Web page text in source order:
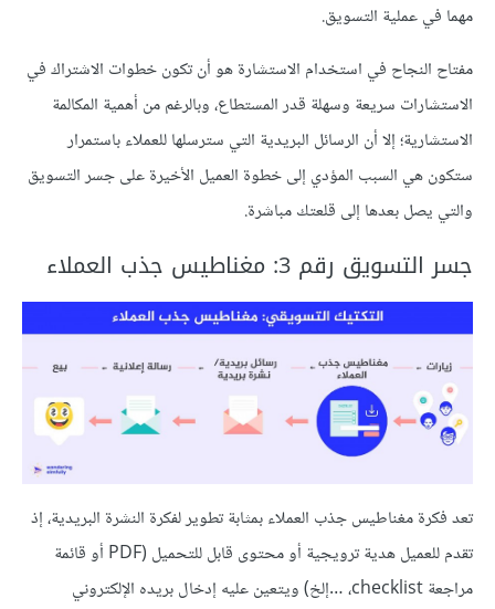
مهما في عملية التسويق.
مفتاح النجاح في استخدام الاستشارة هو أن تكون خطوات الاشتراك في
الاستشارات سريعة وسهلة قدر المستطاع، وبالرغم من أهمية المكالمة
الاستشارية؛ إلا أن الرسائل البريدية التي سترسلها للعملاء باستمرار
ستكون هي السبب المؤدي إلى خطوة العميل الأخيرة على جسر التسويق
والتي يصل بعدها إلى قلعتك مباشرة.
جسر التسويق رقم 3: مغناطيس جذب العملاء
تعد فكرة مغناطيس جذب العملاء بمثابة تطوير لفكرة النشرة البريدية، إذ
تقدم للعميل هدية ترويجية أو محتوى قابل للتحميل (PDF أو قائمة
مراجعة checklist، …إلخ) ويتعين عليه إدخال بريده الإلكتروني